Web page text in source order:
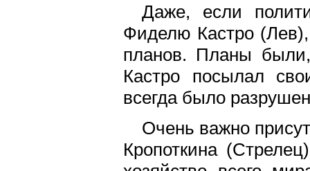
Даже, если
Фиделю Кастро (Лев),
планов. Планы
Кастро посылал
всегда было
Очень важно
Кропоткина